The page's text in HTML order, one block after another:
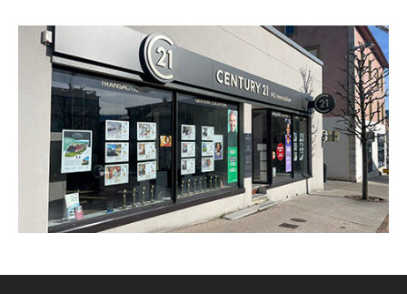
CENTURY 21 Avenir Immobilier
1 rue de L'Helvetie
MORTEAU - 25500
Envoyer un message
Téléphoner à l'agence